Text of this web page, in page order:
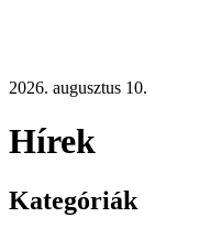
2026. augusztus 10.
Hírek
Kategóriák